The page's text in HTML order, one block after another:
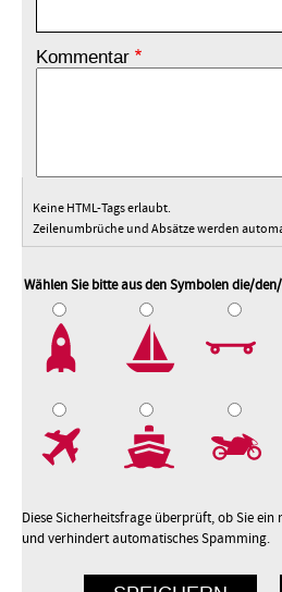
Kommentar
Keine HTML-Tags erlaubt.
Zeilenumbrüche und Absätze werden
Wählen Sie bitte aus den Symbolen die/
Diese Sicherheitsfrage überprüft, ob Sie ein
und verhindert automatisches Spamming.